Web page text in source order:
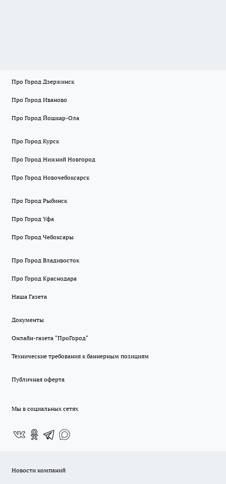
Про Город Дзержинск
Про Город Иваново
Про Город Йошкар-Ола
Про Город Курск
Про Город Нижний Новгород
Про Город Новочебоксарск
Про Город Рыбинск
Про Город Уфа
Про Город Чебоксары
Про Город Владивосток
Про Город Краснодара
Наша Газета
Документы
Онлайн-газета "ПроГород"
Технические требования к баннерным позициям
Публичная оферта
Мы в социальных сетях
Новости компаний